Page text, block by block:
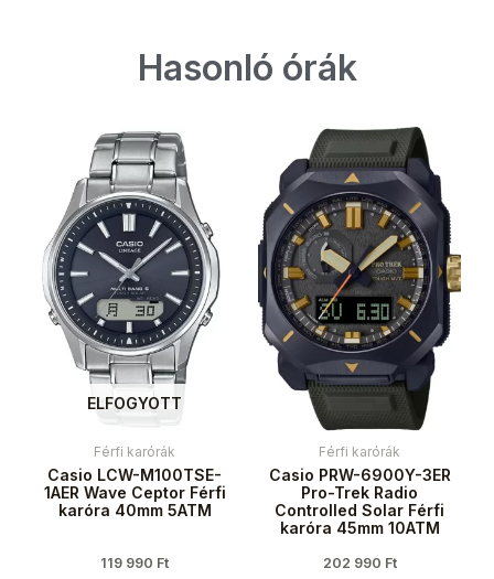
Hasonló órák
ELFOGYOTT
Férfi karórák
Casio LCW-M100TSE-
1AER Wave Ceptor Férfi
karóra 40mm 5ATM
119 990 Ft
Férfi karórák
Casio PRW-6900Y-3ER
Pro-Trek Radio
Controlled Solar Férfi
karóra 45mm 10ATM
202 990 Ft